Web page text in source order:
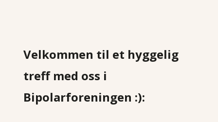
Velkommen til et hyggelig
treff med oss i
Bipolarforeningen :):